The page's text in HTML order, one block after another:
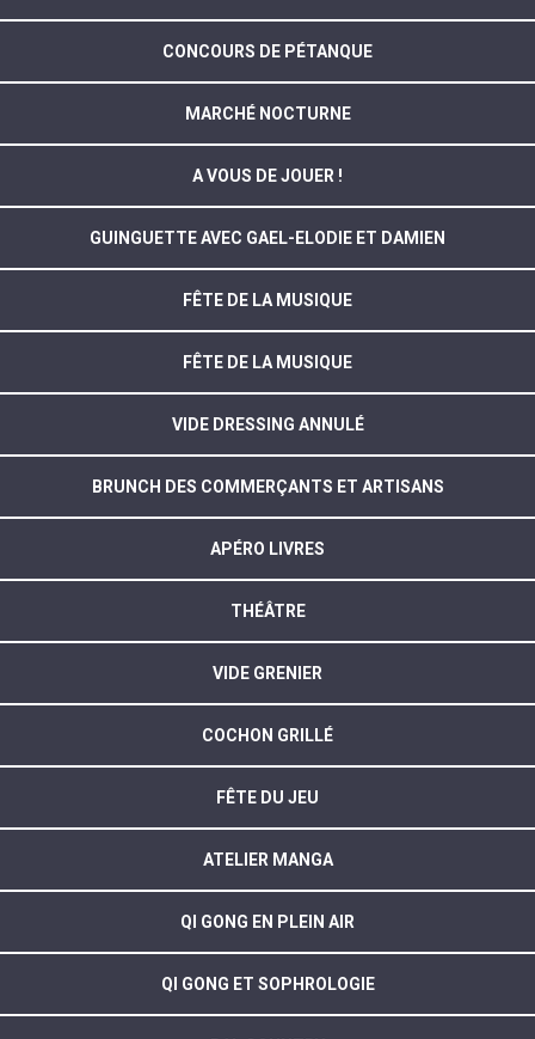
CONCOURS DE PÉTANQUE
MARCHÉ NOCTURNE
A VOUS DE JOUER !
GUINGUETTE AVEC GAEL-ELODIE ET DAMIEN
FÊTE DE LA MUSIQUE
FÊTE DE LA MUSIQUE
VIDE DRESSING ANNULÉ
BRUNCH DES COMMERÇANTS ET ARTISANS
APÉRO LIVRES
THÉÂTRE
VIDE GRENIER
COCHON GRILLÉ
FÊTE DU JEU
ATELIER MANGA
QI GONG EN PLEIN AIR
QI GONG ET SOPHROLOGIE